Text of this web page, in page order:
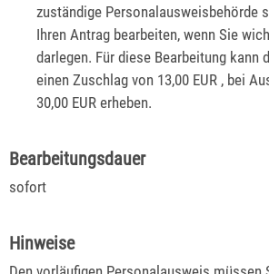
zuständige Personalausweisbehörde
Ihren Antrag bearbeiten, wenn Sie
darlegen. Für diese Bearbeitung kann
einen Zuschlag von 13,00 EUR , bei
30,00 EURerheben.
Bearbeitungsdauer
sofort
Hinweise